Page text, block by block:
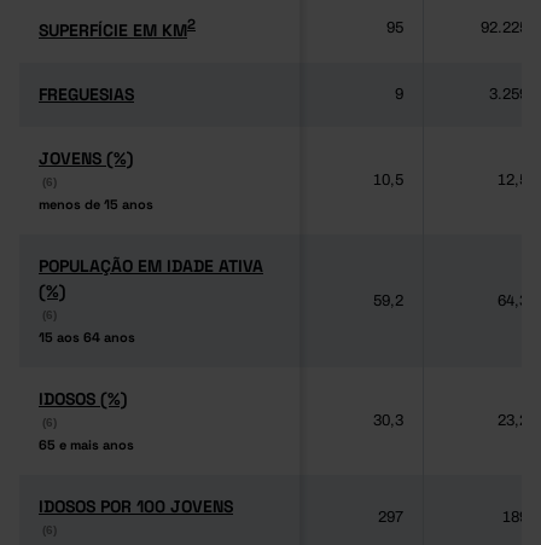
SUPERFÍCIE EM KM2
SUPERFÍCIE EM KM2 95 92.225
FREGUESIAS
FREGUESIAS 9 3.259
JOVENS (%)
(6)
menos de 15 anos
JOVENS (%)
(6)
menos de 15 anos
10,5 12,5
POPULAÇÃO EM IDADE ATIVA
(%)
(6)
15 aos 64 anos
POPULAÇÃO EM IDADE ATIVA
(%)
(6)
15 aos 64 anos
59,2 64,3
IDOSOS (%)
(6)
65 e mais anos
IDOSOS (%)
(6)
65 e mais anos
30,3 23,2
IDOSOS POR 100 JOVENS
(6)
IDOSOS POR 100 JOVENS
(6)
297 189